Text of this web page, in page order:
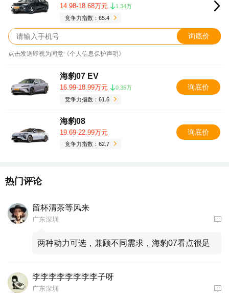
14.98-18.68万元
1.34万
竞争力指数：65.4
询底价
点击发送即视为同意《个人信息保护声明》
海豹07 EV
16.99-18.99万元
0.35万
竞争力指数：61.6
询底价
海豹08
19.69-22.99万元
竞争力指数：62.7
询底价
热门评论
留杯清茶等风来
广东深圳
两种动力可选，兼顾不同需求，海豹07看点很足
李李李李李李李李子呀
广东深圳